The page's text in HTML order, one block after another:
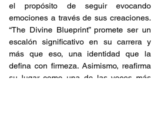
el propósito de seguir evocando
emociones a través de sus creaciones.
“The Divine Blueprint” promete ser un
escalón significativo en su carrera y
más que eso, una identidad que la
defina con firmeza. Asimismo, reafirma
su lugar como una de las voces más